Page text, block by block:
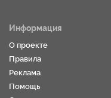
Информация
О проекте
Правила
Реклама
Помощь